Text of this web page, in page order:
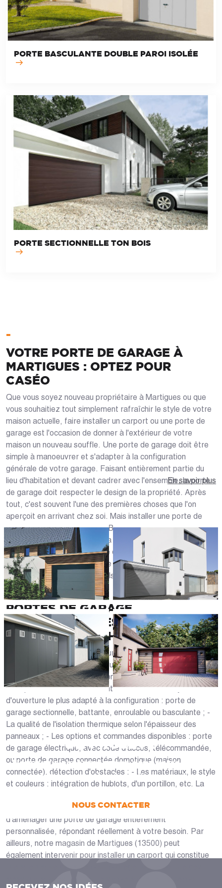
PORTE BASCULANTE DOUBLE PAROI ISOLÉE
PORTE SECTIONNELLE TON BOIS
-
VOTRE PORTE DE GARAGE À
MARTIGUES : OPTEZ POUR
CASÉO
Que vous soyez nouveau propriétaire à Martigues ou que
vous souhaitiez tout simplement rafraîchir le style de votre
maison actuelle, faire installer un carport ou une porte de
garage est l'occasion de donner à l'extérieur de votre
maison un nouveau souffle. Une porte de garage doit être
simple à manoeuvrer et s'adapter à la configuration
générale de votre garage. Faisant entièrement partie du
lieu d'habitation et devant cadrer avec l'ensemble, la porte
de garage doit respecter le design de la propriété. Après
tout, c'est souvent l'une des premières choses que l'on
aperçoit en arrivant chez soi. Mais installer une porte de
garage à Martigues (13500), Berre-l'Étang ou Les Pennes-
Mirabeau doit aussi garantir la sécurité aux véhicules qui y
sont garés. Choix du système d'ouverture, des matériaux,
des dimensions, du style et de la couleur : l'étude de vos
besoins par des professionnels vous permettra d'y voir plus
clair dans votre démarche.
PORTES DE GARAGE
PERSONNALISÉES ET CARPORTS
DANS LES BOUCHES-DU-RHÔNE
En magasin ou directement sur notre site web, les experts
de Caséo dans les Bouches-du-Rhône (13) sont là pour vous
accompagner dans la définition de votre projet. Avec eux,
vous pourrez décider différents éléments : - Le système
d'ouverture le plus adapté à la configuration : porte de
garage sectionnelle, battante, enroulable ou basculante ; -
La qualité de l'isolation thermique selon l'épaisseur des
panneaux ; - Les options et commandes disponibles : porte
de garage électrique, avec code d'accès, télécommandée,
ou porte de garage connectée domotique (maison
connectée), détection d'obstacles ; - Les matériaux, le style
et couleurs : intégration de hublots, d'un portillon, etc. La
de personnalisations et vous donne l'opportunité
d'aménager une porte de garage entièrement
personnalisée, répondant réellement à votre besoin. Par
ailleurs, notre magasin de Martigues (13500) peut
également intervenir pour installer un carport qui constitue
En savoir plus
UN PROJET ?
Nous vous accompagnons dans votre projet
de la conception jusqu’à la pose !
NOUS CONTACTER